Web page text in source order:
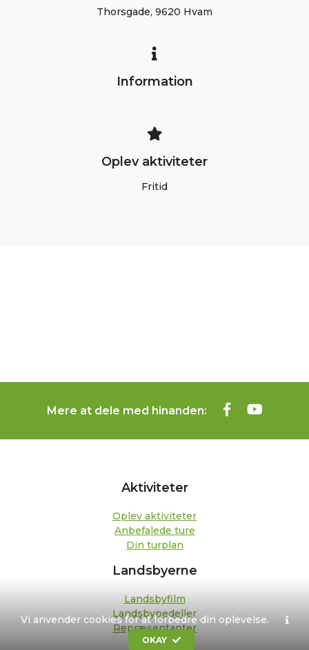
Vi anvender cookies for at forbedre din oplevelse.
OKAY
Thorsgade, 9620 Hvam
Information
Oplev aktiviteter
Fritid
Mere at dele med hinanden:
Aktiviteter
Oplev aktiviteter
Anbefalede ture
Din turplan
Landsbyerne
Landsbyfilm
Landsbypedeller
Repræsentanter